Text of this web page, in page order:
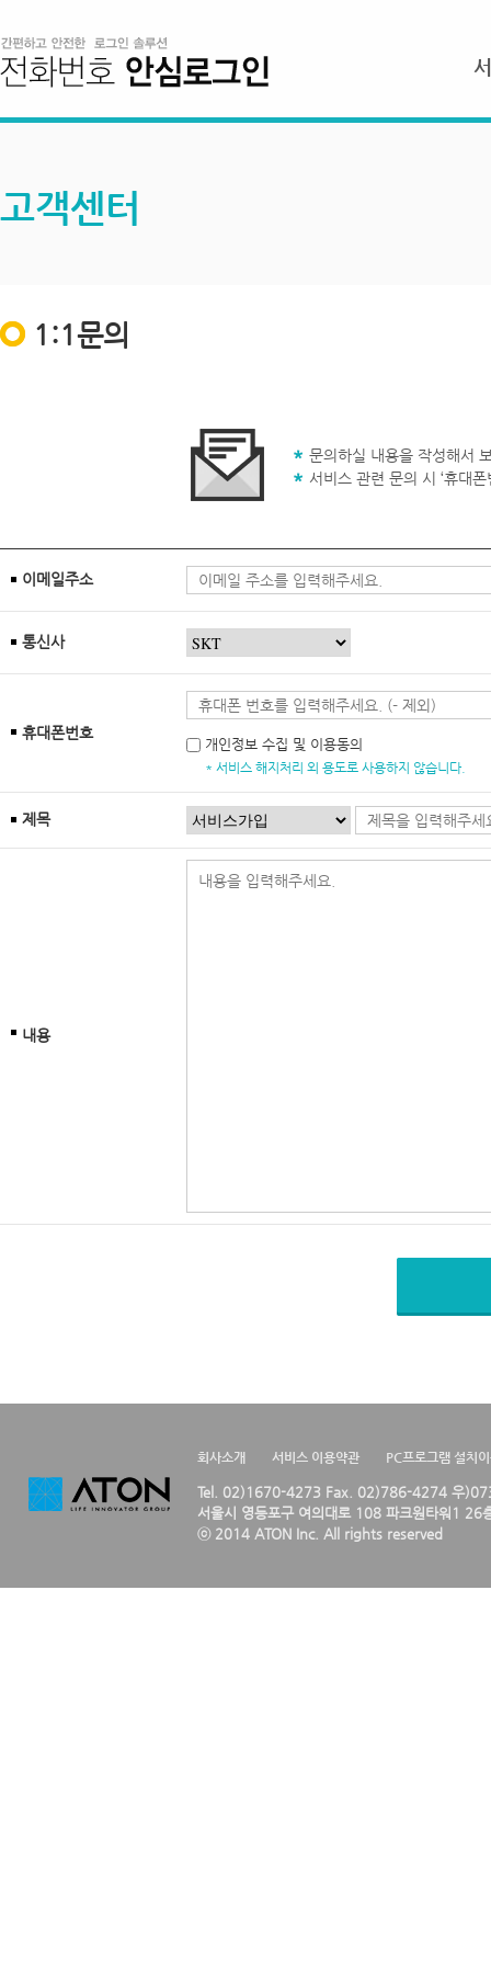
고객센터
1:1문의
문의하실 내용을 작성해서
서비스 관련 문의 시 ‘휴대
이메일주소
통신사
휴대폰번호
개인정보 수집 및 이용동의
* 서비스 해지처리 외 용도로 사용하지 않습니다.
제목
내용
회사소개 서비스 이용약관 PC프로그램 설치
Tel. 02)1670-4273 Fax. 02)786-4274 우
서울시 영등포구 여의대로 108 파크원타워1 26
ⓒ 2014 ATON Inc. All rights reserved